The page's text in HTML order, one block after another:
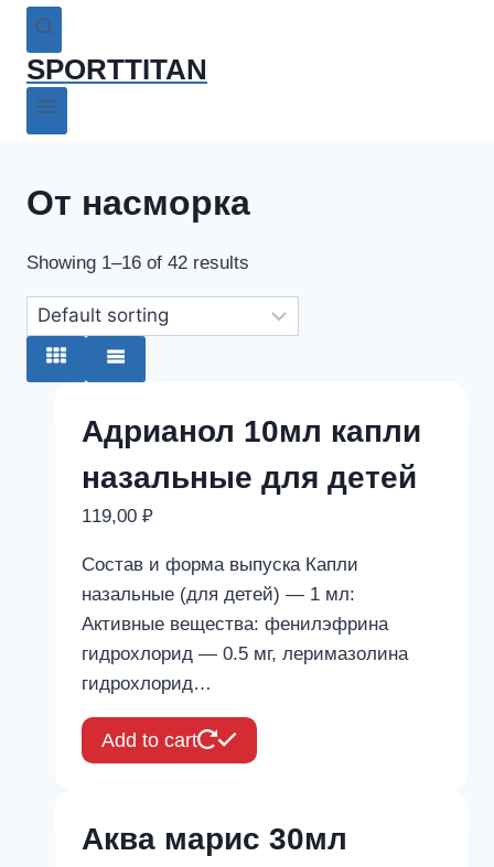
SPORTTITAN
От насморка
Showing 1–16 of 42 results
Адрианол 10мл капли
назальные для детей
119,00 ₽
Состав и форма выпуска Капли
назальные (для детей) — 1 мл:
Активные вещества: фенилэфрина
гидрохлорид — 0.5 мг, леримазолина
гидрохлорид…
Add to cart
Аква марис 30мл